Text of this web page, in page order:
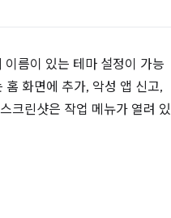
름이 있는 테마 설정이 가능
화면에 추가, 악성 앱 신고,
크린샷은 작업 메뉴가 열려 있